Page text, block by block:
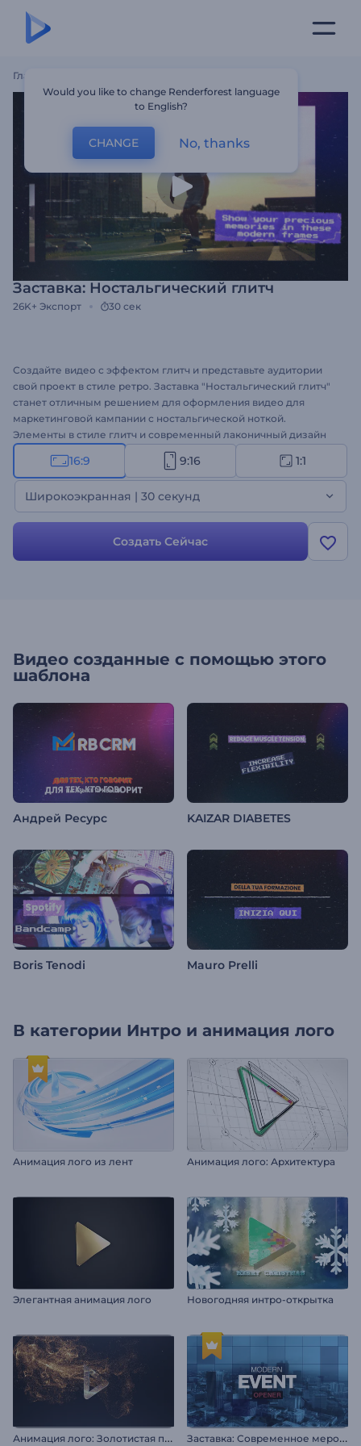
Главная
Заставка: Ностальгический глитч
26K+ Экспорт 30 сек
Создайте видео с эффектом глитч и представьте аудитории
свой проект в стиле ретро. Заставка "Ностальгический глитч"
станет отличным решением для оформления видео для
маркетинговой кампании с ностальгической ноткой.
Элементы в стиле глитч и современный лаконичный дизайн
помогут оформить оригинальный проект. Просто загрузите в
шаблон свои изображения и видео, введите текст и оформите
профессиональную видеозаставку. Шаблон идеально
подходит для оформления проморолика нового продукта,
приглашения на мероприятие, презентацию бренда,
16:9 9:16 1:1
Широкоэкранная | 30 секунд
Создать Сейчас
Видео созданные с помощью этого
шаблона
Андрей Ресурс KAIZAR DIABETES
Boris Tenodi Mauro Prelli
В категории Интро и анимация лого
Анимация лого из лент Анимация лого: Архитектура
Элегантная анимация лого Новогодняя интро-открытка
А
нимация лого: Золотистая пыль З
аставка: Современное мероприятие
Would you like to change Renderforest language
to English?
CHANGE No, thanks